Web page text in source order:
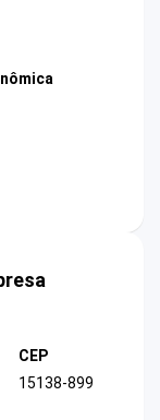
CEP
15138-899